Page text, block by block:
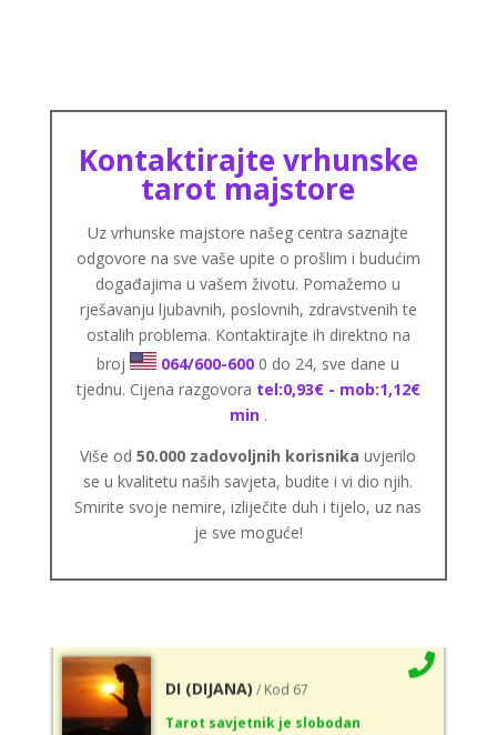
Kontaktirajte vrhunske
tarot majstore
Uz vrhunske majstore našeg centra saznajte
odgovore na sve vaše upite o prošlim i budućim
događajima u vašem životu. Pomažemo u
rješavanju ljubavnih, poslovnih, zdravstvenih te
ostalih problema. Kontaktirajte ih direktno na
broj
064/600-600 0 do 24, sve dane u
tjednu. Cijena razgovora tel:0,93€ - mob:1,12€
min .
Više od 50.000 zadovoljnih korisnika uvjerilo
se u kvalitetu naših savjeta, budite i vi dio njih.
Smirite svoje nemire, izliječite duh i tijelo, uz nas
je sve moguće!
Tarot savjetnik je zauzet
tarot, egipatski tarot, visak, rune, numerologija,
Broj tel: 064/600-600
tel:0,93€ - mob:1,12€ min
/ Kod 99
Tarot savjetnik je zauzet
TEHNIKE:licencirana vidovinjakinja, licencirana
parapsihologinja, energetsko iscjeljivanje, afrička magija,
zaštite svih vrsta, uklanjanje uroka i crne magije,
vidovnjačke karte miss bessong
Broj tel: 064/600-600